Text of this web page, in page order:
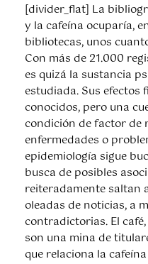
[divider_flat] La
y la cafeína ocuparía,
bibliotecas, unos
Con más de 21.000
es quizá la sustancia
estudiada. Sus efectos
conocidos, pero una
condición de factor de
enfermedades o
epidemiología sigue
busca de posibles
reiteradamente saltan
oleadas de noticias, a
contradictorias. El
son una mina de
que relaciona la